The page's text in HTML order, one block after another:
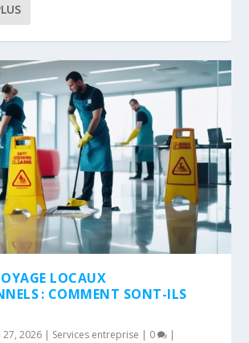
LOCAUX
: COMMENT SONT-ILS
27, 2026 Services entreprise 0